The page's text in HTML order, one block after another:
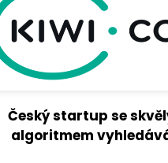
Český startup se
algoritmem